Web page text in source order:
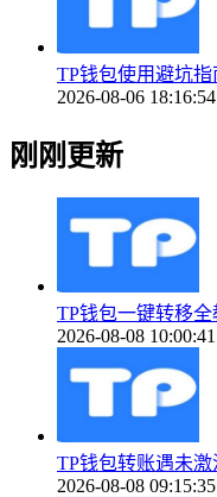
TP钱包使用避坑
2026-08-06 18:16:54
刚刚更新
TP钱包一键转移
2026-08-08 10:00:41
TP钱包转账遇未
2026-08-08 09:15:35